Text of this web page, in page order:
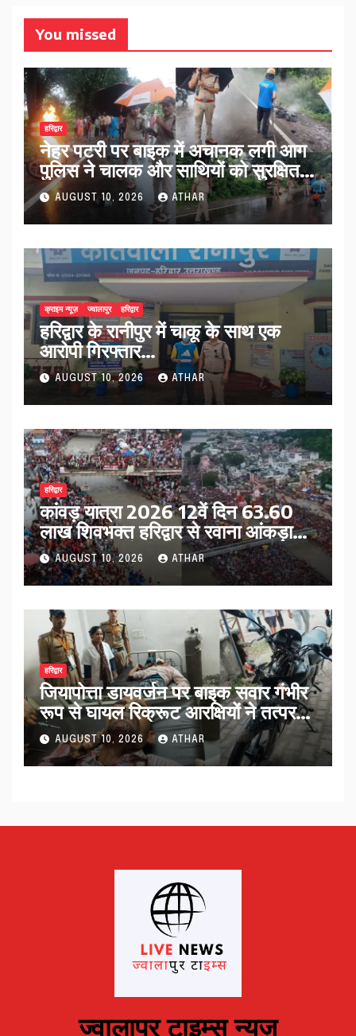
You missed
हरिद्वार
नेहर पटरी पर बाइक में अचानक लगी आग
पुलिस ने चालक और साथियों को सुरक्षित
हटाया…
AUGUST 10, 2026 ATHAR
क्राइम न्यूज़ ज्वालापुर हरिद्वार
हरिद्वार के रानीपुर में चाकू के साथ एक
आरोपी गिरफ्तार…
AUGUST 10, 2026 ATHAR
हरिद्वार
कांवड़ यात्रा 2026 12वें दिन 63.60
लाख शिवभक्त हरिद्वार से रवाना आंकड़ा
4.43 करोड़ के पार…
AUGUST 10, 2026 ATHAR
हरिद्वार
जियापोत्ता डायवर्जन पर बाइक सवार गंभीर
रूप से घायल रिक्रूट आरक्षियों ने तत्परता
से पहुंचाया अस्पताल…
AUGUST 10, 2026 ATHAR
ज्वालापुर टाइम्स न्यूज़